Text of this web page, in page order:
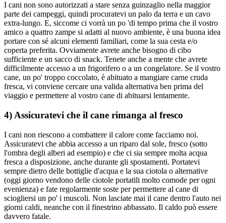
I cani non sono autorizzati a stare senza guinzaglio nella maggior
parte dei campeggi, quindi procuratevi un palo da terra e un cavo
extra-lungo. E, siccome ci vorrà un po 'di tempo prima che il vostro
amico a quattro zampe si adatti al nuovo ambiente, è una buona idea
portare con sé alcuni elementi familiari, come la sua cesta e/o
coperta preferita. Ovviamente avrete anche bisogno di cibo
sufficiente e un sacco di snack. Tenete anche a mente che avrete
difficilmente accesso a un frigorifero o a un congelatore. Se il vostro
cane, un po' troppo coccolato, è abituato a mangiare carne cruda
fresca, vi conviene cercare una valida alternativa ben prima del
viaggio e permettere al vostro cane di abituarsi lentamente.
4) Assicuratevi che il cane rimanga al fresco
I cani non riescono a combattere il calore come facciamo noi.
Assicuratevi che abbia accesso a un riparo dal sole, fresco (sotto
l'ombra degli alberi ad esempio) e che ci sia sempre molta acqua
fresca a disposizione, anche durante gli spostamenti. Portatevi
sempre dietro delle bottiglie d'acqua e la sua ciotola o alternative
(oggi giorno vendono delle ciotole portatili molto comode per ogni
evenienza) e fate regolarmente soste per permettere al cane di
sciogliersi un po' i muscoli. Non lasciate mai il cane dentro l'auto nei
giorni caldi, neanche con il finestrino abbassato. Il caldo può essere
davvero fatale.